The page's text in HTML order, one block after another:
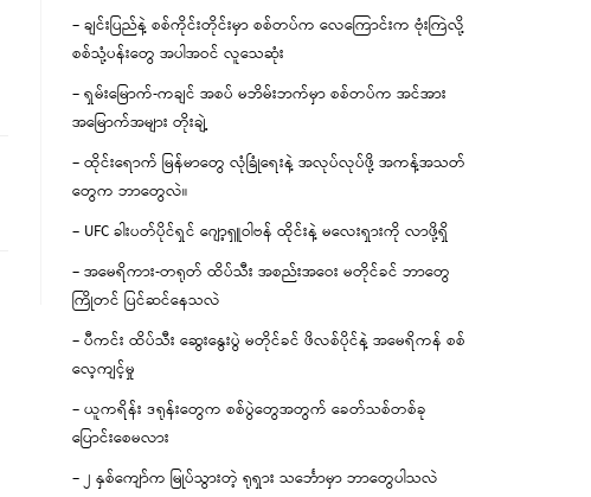
– ချင်းပြည်နဲ့ စစ်ကိုင်းတိုင်းမှာ စစ်တပ်က လေကြောင်းက ဗုံးကြဲလို့
စစ်သုံ့ပန်းတွေ အပါအဝင် လူသေဆုံး
– ရှမ်းမြောက်-ကချင် အစပ် မဘိမ်းဘက်မှာ စစ်တပ်က အင်အား
အမြောက်အများ တိုးချဲ့
– ထိုင်းရောက် မြန်မာတွေ လုံခြုံရေးနဲ့ အလုပ်လုပ်ဖို့ အကန့်အသတ်
တွေက ဘာတွေလဲ။
– UFC ခါးပတ်ပိုင်ရှင် ဂျော့ရှူဝါဗန် ထိုင်းနဲ့ မလေးရှားကို လာဖို့ရှိ
– အမေရိကား-တရုတ် ထိပ်သီး အစည်းအဝေး မတိုင်ခင် ဘာတွေ
ကြိုတင် ပြင်ဆင်နေသလဲ
– ပီကင်း ထိပ်သီး ဆွေးနွေးပွဲ မတိုင်ခင် ဖိလစ်ပိုင်နဲ့ အမေရိကန် စစ်
လေ့ကျင့်မှု
– ယူကရိန်း ဒရုန်းတွေက စစ်ပွဲတွေအတွက် ခေတ်သစ်တစ်ခု
ပြောင်းစေမလား
– ၂ နှစ်ကျော်က မြုပ်သွားတဲ့ ရုရှား သင်္ဘောမှာ ဘာတွေပါသလဲ